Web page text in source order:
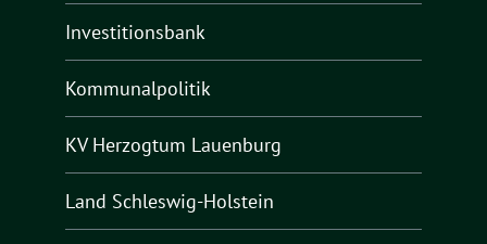
Investitionsbank
Kommunalpolitik
KV Herzogtum Lauenburg
Land Schleswig-Holstein